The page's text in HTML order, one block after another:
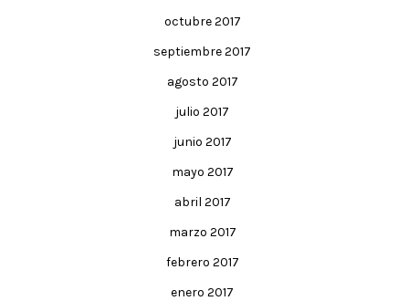
octubre 2017
septiembre 2017
agosto 2017
julio 2017
junio 2017
mayo 2017
abril 2017
marzo 2017
febrero 2017
enero 2017